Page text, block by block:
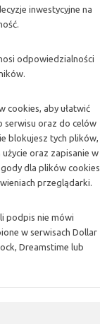
inwestycyjne na
odpowiedzialności
cookies, aby ułatwić
serwisu oraz do celów
blokujesz tych plików,
oraz zapisanie w
dla plików cookies
przeglądarki.
podpis nie mówi
w serwisach Dollar
Dreamstime lub